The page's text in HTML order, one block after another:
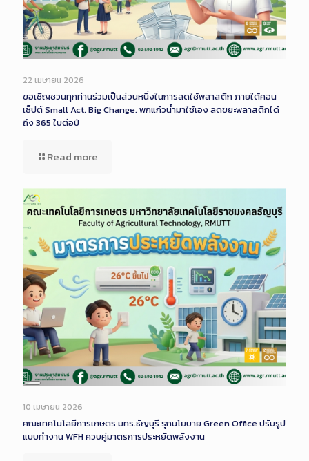
22 เมษายน 2026
ขอเชิญชวนทุกท่านร่วมเป็นส่วนหนึ่งในการลดใช้พลาสติก ภายใต้คอน
เซ็ปต์ Small Act, Big Change. พกแก้วน้ำมาใช้เอง ลดขยะพลาสติกได้
ถึง 365 ใบต่อปี
Read more
Long
Description
10 เมษายน 2026
คณะเทคโนโลยีการเกษตร มทร.ธัญบุรี รุกนโยบาย Green Office ปรับรูป
แบบทำงาน WFH ควบคู่มาตรการประหยัดพลังงาน